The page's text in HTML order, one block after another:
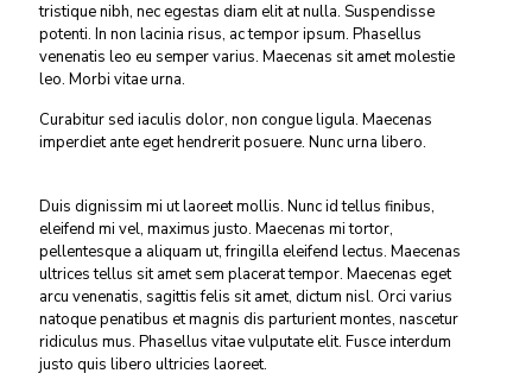
tristique nibh, nec egestas diam elit at nulla. Suspendisse
potenti. In non lacinia risus, ac tempor ipsum. Phasellus
venenatis leo eu semper varius. Maecenas sit amet molestie
leo. Morbi vitae urna.
Curabitur sed iaculis dolor, non congue ligula. Maecenas
imperdiet ante eget hendrerit posuere. Nunc urna libero.
Duis dignissim mi ut laoreet mollis. Nunc id tellus finibus,
eleifend mi vel, maximus justo. Maecenas mi tortor,
pellentesque a aliquam ut, fringilla eleifend lectus. Maecenas
ultrices tellus sit amet sem placerat tempor. Maecenas eget
arcu venenatis, sagittis felis sit amet, dictum nisl. Orci varius
natoque penatibus et magnis dis parturient montes, nascetur
ridiculus mus. Phasellus vitae vulputate elit. Fusce interdum
justo quis libero ultricies laoreet.